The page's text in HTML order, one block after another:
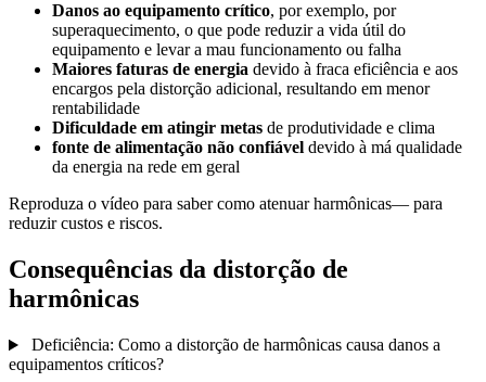
Danos ao equipamento crítico, por exemplo, por
superaquecimento, o que pode reduzir a vida útil do
equipamento e levar a mau funcionamento ou falha
Maiores faturas de energia devido à fraca eficiência e aos
encargos pela distorção adicional, resultando em menor
rentabilidade
Dificuldade em atingir metas de produtividade e clima
fonte de alimentação não confiável devido à má qualidade
da energia na rede em geral
Reproduza o vídeo para saber como atenuar harmônicas— para
reduzir custos e riscos.
Consequências da distorção de
harmônicas
Deficiência: Como a distorção de harmônicas causa danos a
equipamentos críticos?